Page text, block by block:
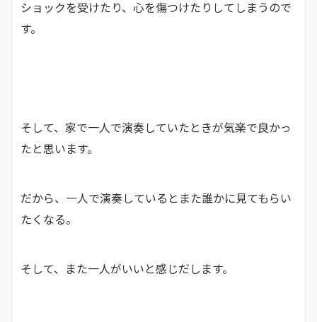
ショックを受けたり、心を傷つけたりしてしまうので
す。
そして、家で一人で演奏していたときが気楽で良かっ
たと思います。
だから、一人で演奏しているとまた誰かに見てもらい
たくなる。
そして、また一人がいいと感じだします。